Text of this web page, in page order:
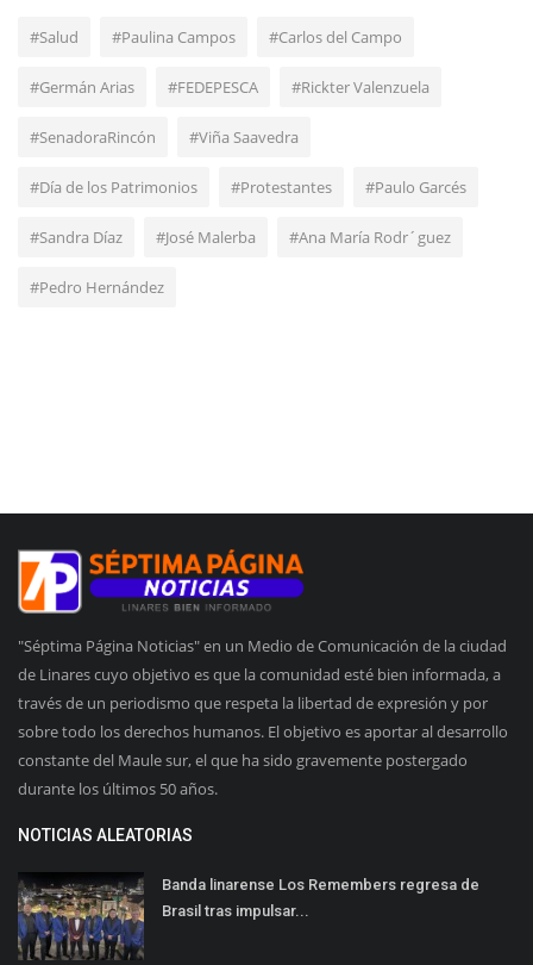
#Salud #Paulina Campos #Carlos del Campo
#Germán Arias #FEDEPESCA #Rickter Valenzuela
#SenadoraRincón #Viña Saavedra
#Día de los Patrimonios #Protestantes #Paulo Garcés
#Sandra Díaz #José Malerba #Ana María Rodr´guez
#Pedro Hernández
"Séptima Página Noticias" en un Medio de Comunicación de la ciudad
de Linares cuyo objetivo es que la comunidad esté bien informada, a
través de un periodismo que respeta la libertad de expresión y por
sobre todo los derechos humanos. El objetivo es aportar al desarrollo
constante del Maule sur, el que ha sido gravemente postergado
durante los últimos 50 años.
NOTICIAS ALEATORIAS
Banda linarense Los Remembers regresa de
Brasil tras impulsar...